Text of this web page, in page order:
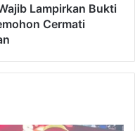
Lampirkan Bukti
Cermati